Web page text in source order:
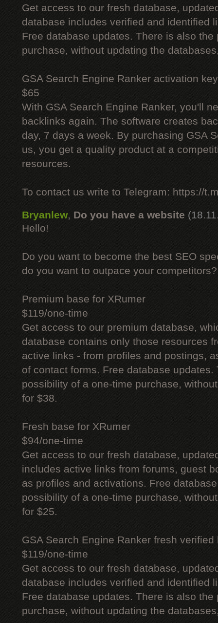
Get access to our fresh database,
database includes verified and identified
Free database updates. There is also
purchase, without updating the
GSA Search Engine Ranker activation key
$65
With GSA Search Engine Ranker, you'll
backlinks again. The software creates
day, 7 days a week. By purchasing GSA
us, you get a quality product at a
resources.
To contact us write to Telegram: https://
Bryanlew, Do you have a website
Hello!
Do you want to become the best SEO
do you want to outpace your competitors?
Premium base for XRumer
$119/one-time
Get access to our premium database,
database contains only those resources
active links - from profiles and postings,
of contact forms. Free database updates.
possibility of a one-time purchase,
for $38.
Fresh base for XRumer
$94/one-time
Get access to our fresh database,
includes active links from forums, guest
as profiles and activations. Free
possibility of a one-time purchase,
for $25.
GSA Search Engine Ranker fresh verified
$119/one-time
Get access to our fresh database,
database includes verified and identified
Free database updates. There is also
purchase, without updating the